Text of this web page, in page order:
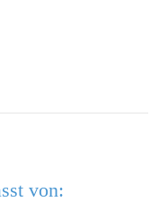
von: